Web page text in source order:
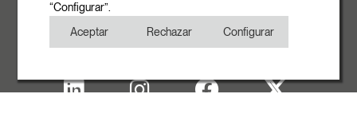
+34 93 881 37 13
“Configurar”.
Aceptar
Rechazar Configurar